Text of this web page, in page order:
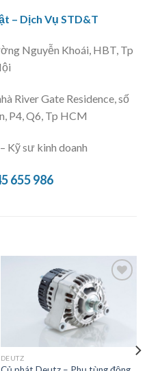
– Dịch Vụ STD&T
Nguyễn Khoái, HBT, Tp
River Gate Residence, số
P4, Q6, Tp HCM
Kỹ sư kinh doanh
655 986
Add to
DEUTZ